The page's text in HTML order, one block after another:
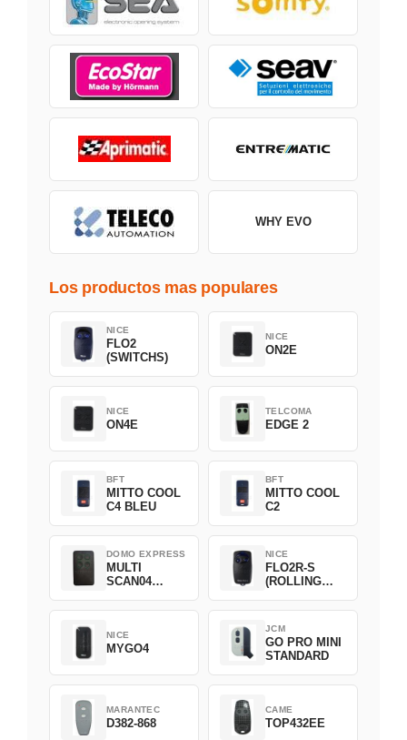
WHY EVO
Los productos mas populares
NICE
FLO2
(SWITCHS)
NICE
ON2E
NICE
ON4E
TELCOMA
EDGE 2
BFT
MITTO COOL
C4 BLEU
BFT
MITTO COOL
C2
DOMO EXPRESS
MULTI
SCAN04
NICE
FLO2R-S
(ROLLING
NICE
MYGO4
JCM
GO PRO MINI
STANDARD
MARANTEC
D382-868
CAME
TOP432EE